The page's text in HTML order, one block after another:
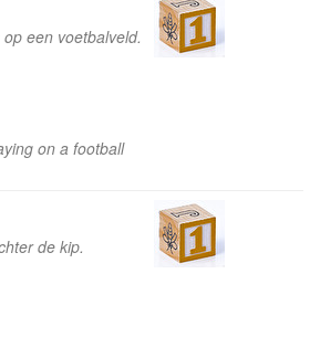
een voetbalveld.
on a football
de kip.